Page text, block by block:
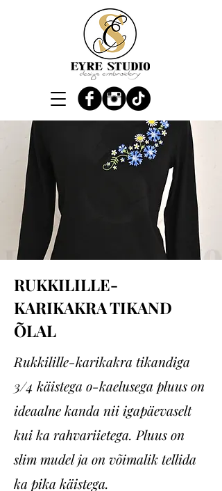
RUKKILILLE-
KARIKAKRA TIKAND
ÕLAL
Rukkilille-karikakra tikandiga
3/4 käistega o-kaelusega pluus on
ideaalne kanda nii igapäevaselt
kui ka rahvariietega. Pluus on
slim mudel ja on võimalik tellida
ka pika käistega.